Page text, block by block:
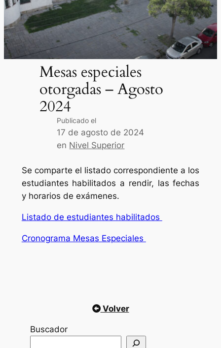
Mesas especiales
otorgadas – Agosto
2024
Publicado el
17 de agosto de 2024
en Nivel Superior
Se comparte el listado correspondiente a los
estudiantes habilitados a rendir, las fechas
y horarios de exámenes.
Listado de estudiantes habilitados
Cronograma Mesas Especiales
Volver
Buscador